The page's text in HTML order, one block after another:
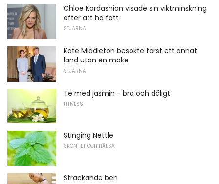
Chloe Kardashian visade sin viktminskning
efter att ha fött
STJÄRNA
Kate Middleton besökte först ett annat
land utan en make
STJÄRNA
Te med jasmin - bra och dåligt
FITNESS
Stinging Nettle
SKÖNHET OCH HÄLSA
Sträckande ben